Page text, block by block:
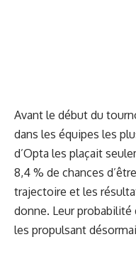
Avant le début du
dans les équipes les
d’Opta les plaçait
8,4 % de chances
trajectoire et les
donne. Leur probabilité
les propulsant